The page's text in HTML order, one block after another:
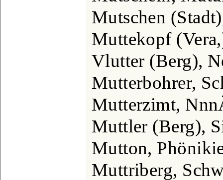
Mutschen
Muttekopf
Vlutter (Berg),
Mutterbohrer,
Mutterzimt,
Muttler (Berg),
Mutton,
Muttriberg,